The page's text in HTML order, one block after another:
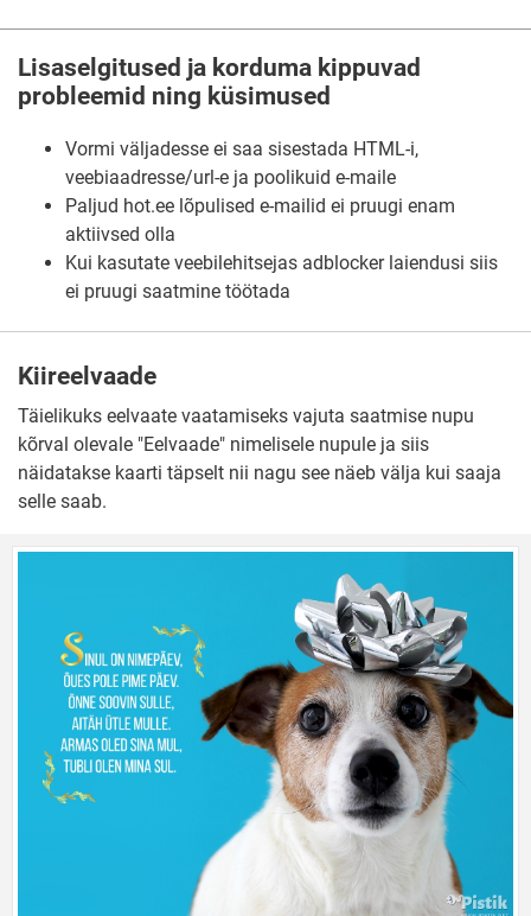
Lisaselgitused ja korduma kippuvad
probleemid ning küsimused
Vormi väljadesse ei saa sisestada HTML-i,
veebiaadresse/url-e ja poolikuid e-maile
Paljud hot.ee lõpulised e-mailid ei pruugi enam
aktiivsed olla
Kui kasutate veebilehitsejas adblocker laiendusi siis
ei pruugi saatmine töötada
Kiireelvaade
Täielikuks eelvaate vaatamiseks vajuta saatmise nupu
kõrval olevale "Eelvaade" nimelisele nupule ja siis
näidatakse kaarti täpselt nii nagu see näeb välja kui saaja
selle saab.